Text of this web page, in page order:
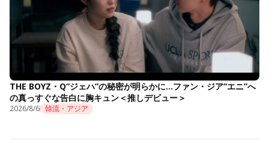
THE BOYZ・Q“ジェハ”の秘密が明らかに…ファン・ジア“エニ”へ
の真っすぐな告白に胸キュン＜推しデビュー＞
2026/8/6 韓流・アジア